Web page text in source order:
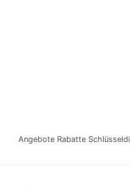
Angebote Rabatte